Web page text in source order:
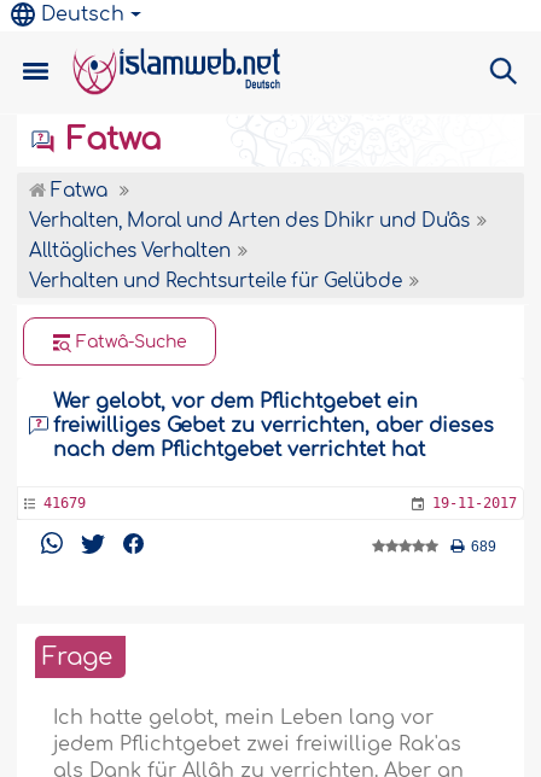
Deutsch
Fatwa
Fatwa
Verhalten, Moral und Arten des Dhikr und Du'âs
Alltägliches Verhalten
Verhalten und Rechtsurteile für Gelübde
Fatwâ-Suche
Wer gelobt, vor dem Pflichtgebet ein
freiwilliges Gebet zu verrichten, aber dieses
nach dem Pflichtgebet verrichtet hat
41679 19-11-2017
689
Frage
Ich hatte gelobt, mein Leben lang vor
jedem Pflichtgebet zwei freiwillige Rak'as
als Dank für Allâh zu verrichten. Aber an